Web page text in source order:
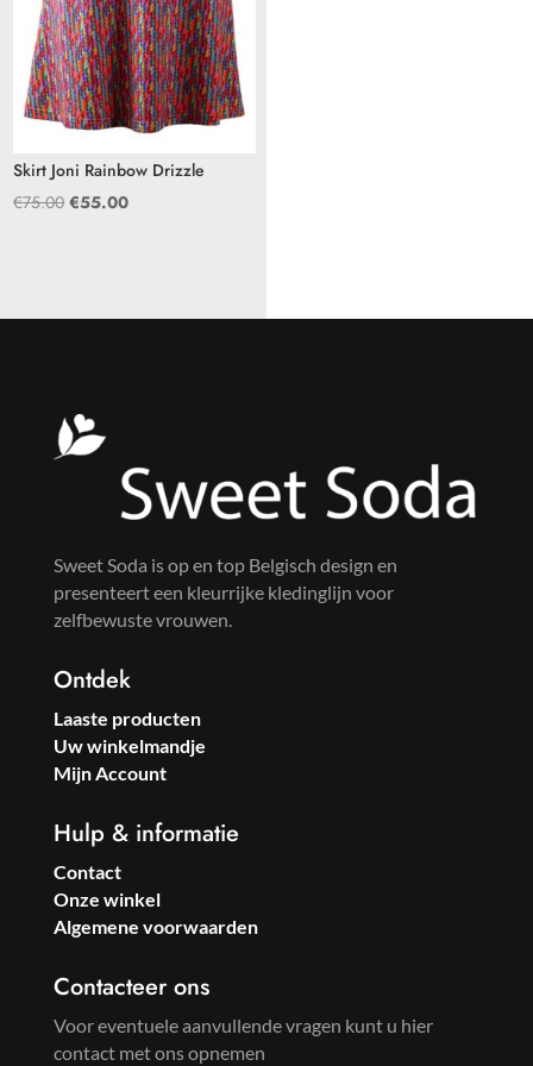
Skirt Joni Rainbow Drizzle
€75.00 Oorspronkelijke
€55.00Huidige
Sweet Soda is op en top Belgisch design en
presenteert een kleurrijke kledinglijn voor
zelfbewuste vrouwen.
Ontdek
Laaste producten
Uw winkelmandje
Mijn Account
Hulp & informatie
Contact
Onze winkel
Algemene voorwaarden
Contacteer ons
Voor eventuele aanvullende vragen kunt u hier
contact met ons opnemen